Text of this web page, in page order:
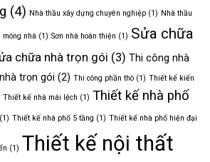
lụa
dựng
6
tín
(4) Nhà thầu xây dựng chuyên nghiệp (1) Nhà thầu
móng nhà (1) Sơn nhà hoàn thiện (1) Sửa chữa
chữa nhà trọn gói (3) Thi công nhà
trọn gói (2) Thi công phần thô (1) Thiết kế kiến
Thiết kế nhà mái lệch (1) Thiết kế nhà phố
(1) Thiết kế nhà phố 5 tầng (1) Thiết kế nhà phố hiện đại
(1) Thiết kế nội thất